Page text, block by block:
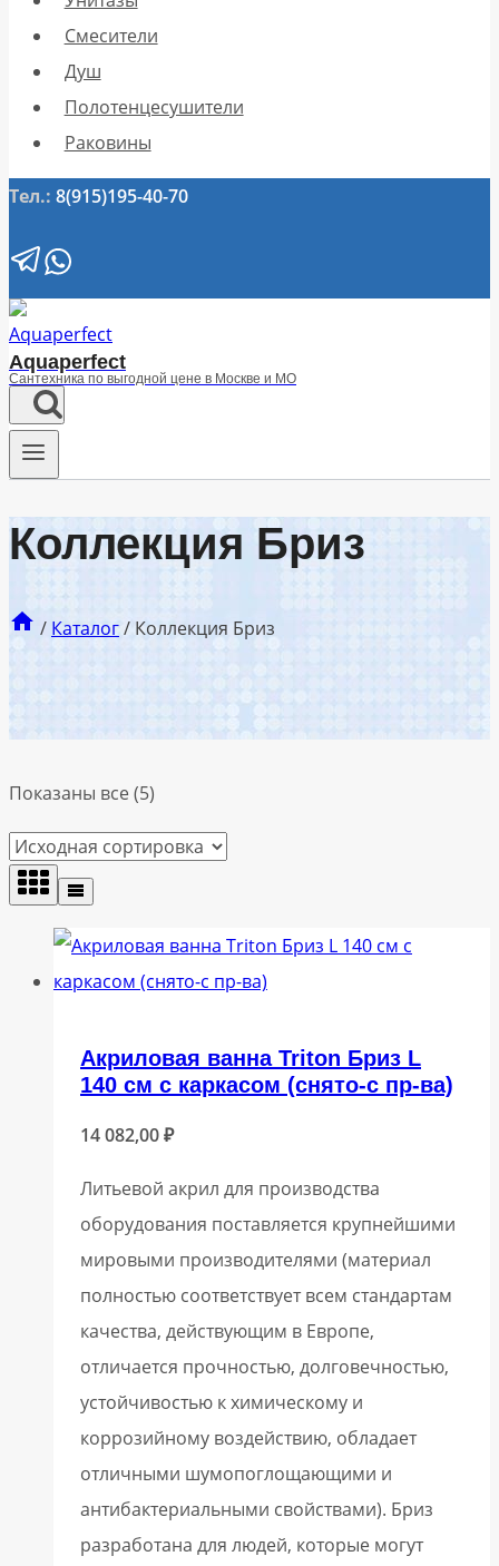
Смесители
Душ
Полотенцесушители
Раковины
Тел.: 8(915)195-40-70
Aquaperfect
Сантехника по выгодной цене в Москве и МО
Коллекция Бриз
/ Каталог/ Коллекция Бриз
Показаны все (5)
Акриловая ванна Triton Бриз L
140 см с каркасом (снято-с пр-ва)
14 082,00₽
Литьевой акрил для производства
оборудования поставляется крупнейшими
мировыми производителями (материал
полностью соответствует всем стандартам
качества, действующим в Европе,
отличается прочностью, долговечностью,
устойчивостью к химическому и
коррозийному воздействию, обладает
отличными шумопоглощающими и
антибактериальными свойствами). Бриз
разработана для людей, которые могут